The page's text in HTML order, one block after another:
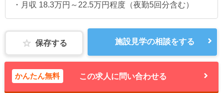
・月収 18.3万円～22.5万円程度（夜勤5回分含む）
保存する 施設見学の相談をする
かんたん無料 この求人に問い合わせる